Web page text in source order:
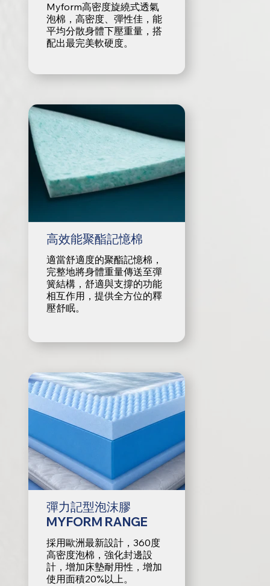
Myform高密度旋繞式透氣
泡棉，高密度、彈性佳，能
平均分散身體下壓重量，搭
配出最完美軟硬度。
高效能聚酯記憶棉
適當舒適度的聚酯記憶棉，
完整地將身體重量傳送至彈
簧結構，舒適與支撐的功能
相互作用，提供全方位的釋
壓舒眠。
彈力記型泡沫膠
MYFORM RANGE
採用歐洲最新設計，360度
高密度泡棉，強化封邊設
計，增加床墊耐用性，增加
使用面積20%以上。